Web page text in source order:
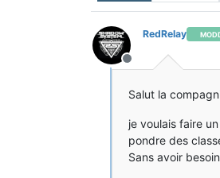
Hors-ligne
RedRelay
Salut la
je voulais faire
pondre des
Sans avoir